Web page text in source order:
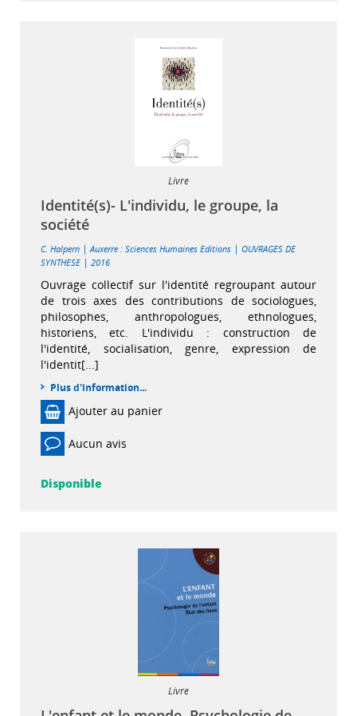
Livre
Identité(s)- L'individu, le groupe, la
société
C. Halpern |Auxerre : Sciences Humaines Editions | OUVRAGES DE
SYNTHESE | 2016
Ouvrage collectif sur l'identité regroupant autour
de trois axes des contributions de sociologues,
philosophes, anthropologues, ethnologues,
historiens, etc. L'individu : construction de
l'identité, socialisation, genre, expression de
l'identit[...]
Plus d'information...
Ajouter au panier
Aucun avis
Disponible
Livre